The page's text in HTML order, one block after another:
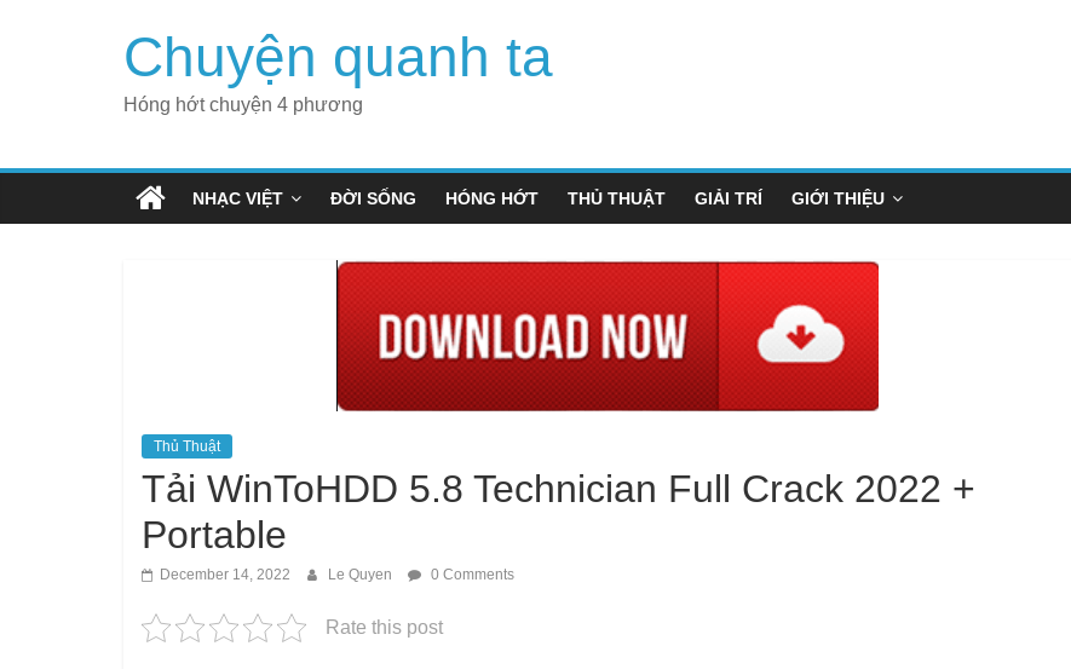
Chuyện quanh ta
Hóng hớt chuyện 4 phương
NHẠC VIỆT ĐỜI SỐNG HÓNG HỚT THỦ THUẬT GIẢI TRÍ GIỚI THIỆU
Thủ Thuật
Tải WinToHDD 5.8 Technician Full Crack 2022 +
Portable
December 14, 2022 Le Quyen 0 Comments
Rate this post